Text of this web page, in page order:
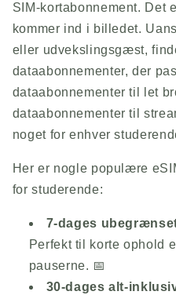
SIM-kortabonnement. Det
kommer ind i billedet.
eller udvekslingsgæst,
dataabonnementer, der
dataabonnementer til let
dataabonnementer til
noget for enhver
Her er nogle populære
for studerende:
7-dages
Perfekt til korte ophold
pauserne. 📅
30-dages alt-